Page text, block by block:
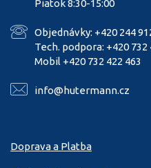
Piatok 8:30-15:00
Objednávky: +420 244
Tech. podpora: +420 732
Mobil +420 732 422 463
info@hutermann.cz
Doprava a Platba